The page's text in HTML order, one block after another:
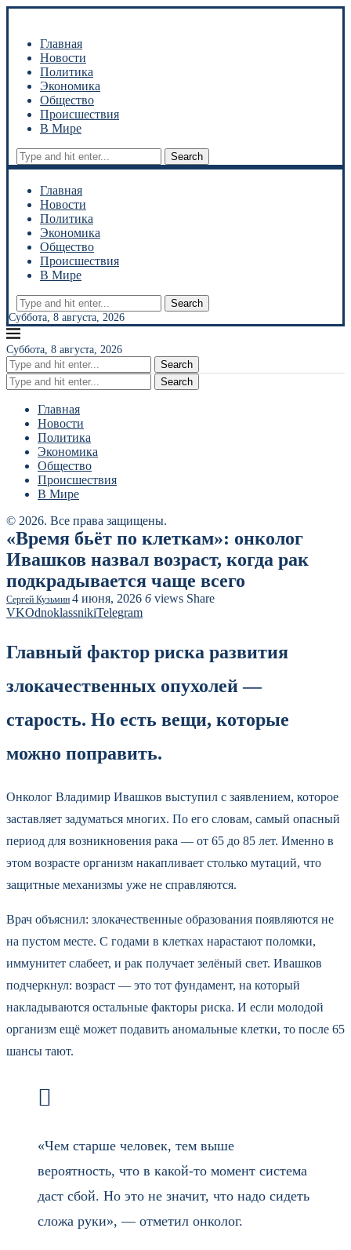
Главная
Новости
Политика
Экономика
Общество
Происшествия
В Мире
Search
Главная
Новости
Политика
Экономика
Общество
Происшествия
В Мире
Search
Суббота, 8 августа, 2026
Суббота, 8 августа, 2026
Search
Search
Главная
Новости
Политика
Экономика
Общество
Происшествия
В Мире
© 2026. Все права защищены.
«Время бьёт по клеткам»: онколог
Ивашков назвал возраст, когда рак
подкрадывается чаще всего
Сергей Кузьмин 4 июня, 2026 6 views Share
VKOdnoklassnikiTelegram
Главный фактор риска развития
злокачественных опухолей —
старость. Но есть вещи, которые
можно поправить.
Онколог Владимир Ивашков выступил с заявлением, которое
заставляет задуматься многих. По его словам, самый опасный
период для возникновения рака — от 65 до 85 лет. Именно в
этом возрасте организм накапливает столько мутаций, что
защитные механизмы уже не справляются.
Врач объяснил: злокачественные образования появляются не
на пустом месте. С годами в клетках нарастают поломки,
иммунитет слабеет, и рак получает зелёный свет. Ивашков
подчеркнул: возраст — это тот фундамент, на который
накладываются остальные факторы риска. И если молодой
организм ещё может подавить аномальные клетки, то после 65
шансы тают.
«Чем старше человек, тем выше
вероятность, что в какой-то момент система
даст сбой. Но это не значит, что надо сидеть
сложа руки», — отметил онколог.